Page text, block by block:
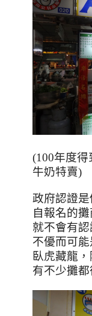
(100年度
牛奶特賣)
政府認證
自報名的
就不會有
不優而可
臥虎藏龍
有不少攤都